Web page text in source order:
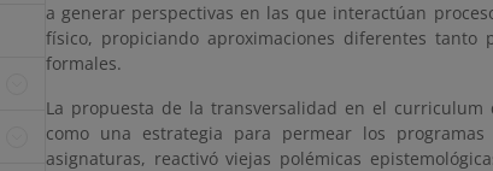
a generar perspectivas en las que interactúan
físico, propiciando aproximaciones diferentes tanto
formales.
La propuesta de la transversalidad en el
como una estrategia para permear los
asignaturas, reactivó viejas polémicas